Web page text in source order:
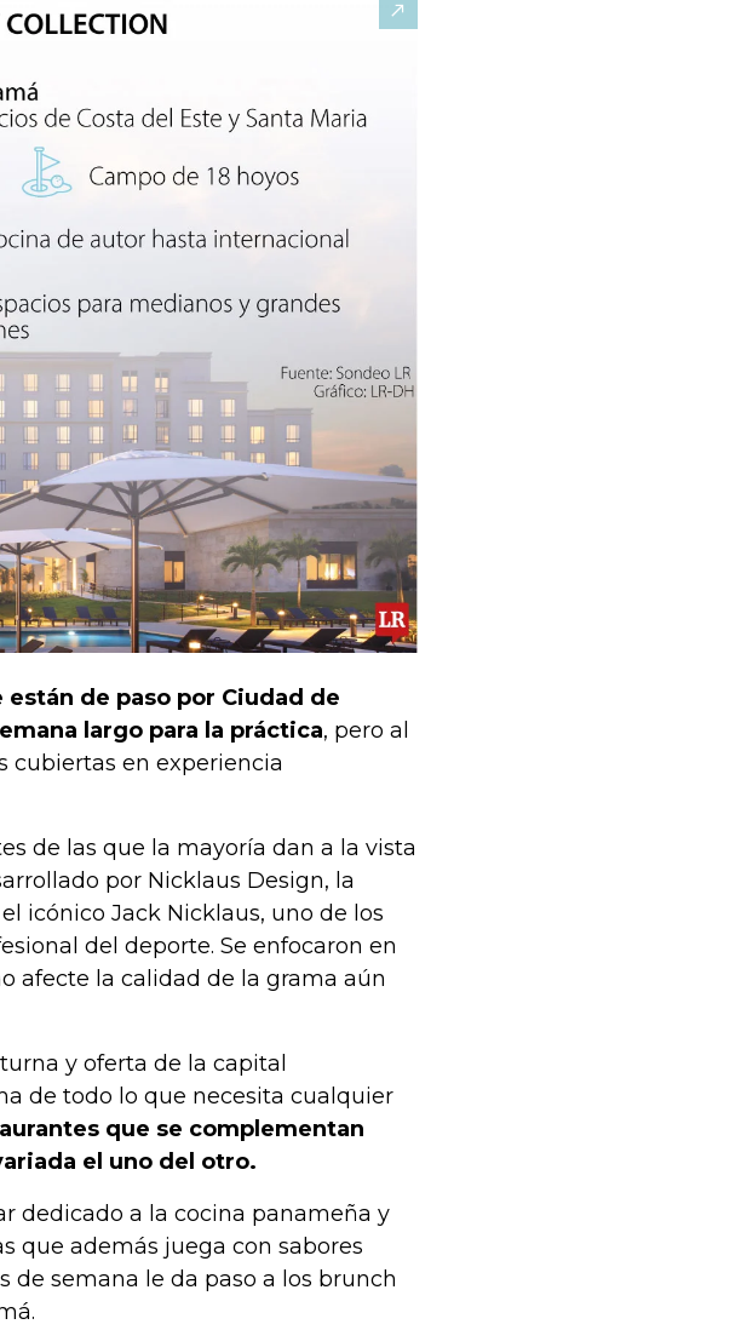
de paso por Ciudad de
largo para la práctica, pero al
cubiertas en experiencia
de las que la mayoría dan a la vista
por Nicklaus Design, la
icónico Jack Nicklaus, uno de los
del deporte. Se enfocaron en
afecte la calidad de la grama aún
y oferta de la capital
de todo lo que necesita cualquier
que se complementan
el uno del otro.
dedicado a la cocina panameña y
que además juega con sabores
de semana le da paso a los brunch